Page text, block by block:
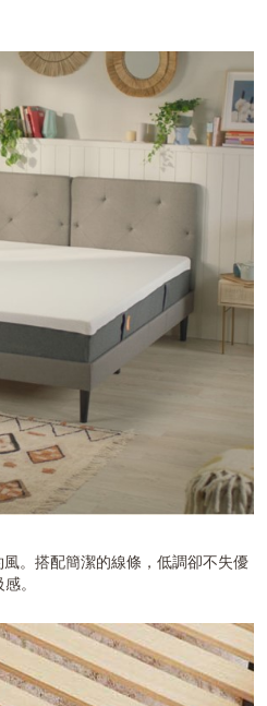
。搭配簡潔的線條，低調卻不失優
。